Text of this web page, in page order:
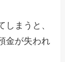
まうと、
金が失われ